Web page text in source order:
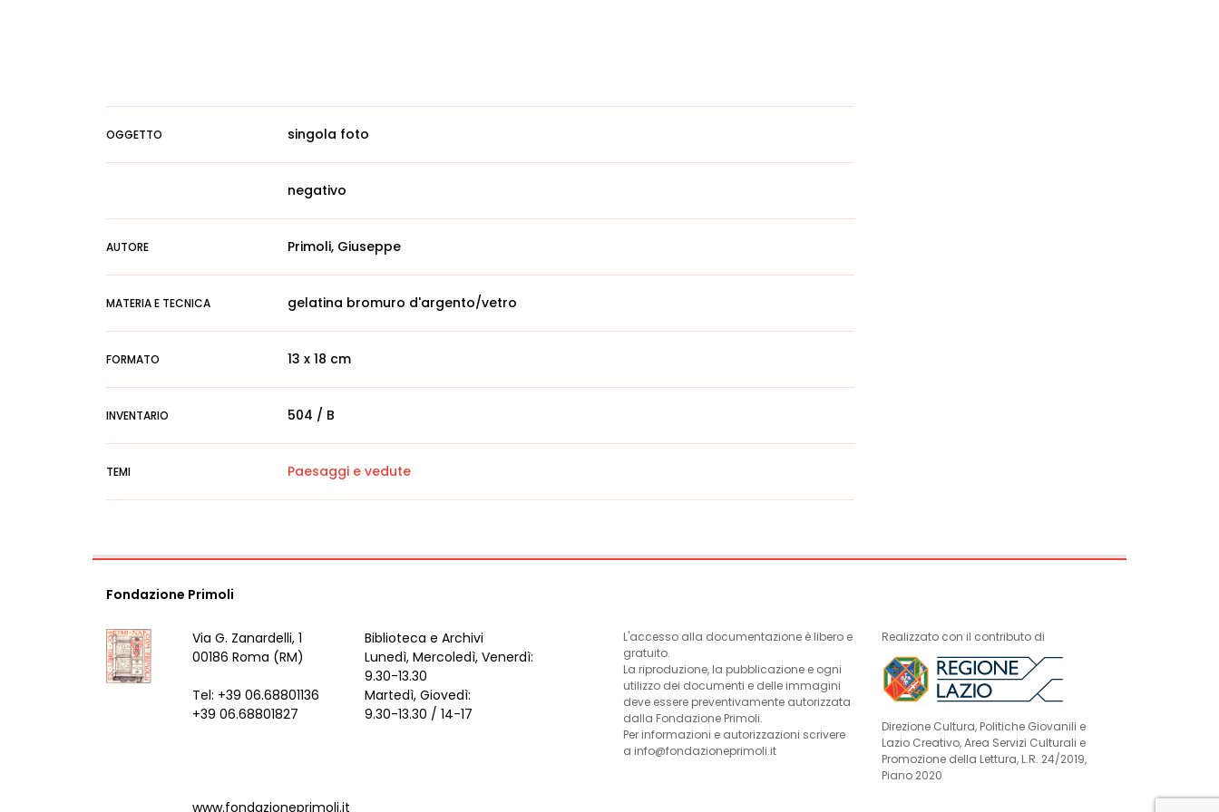
OGGETTO singola foto
negativo
AUTORE Primoli, Giuseppe
MATERIA E TECNICA gelatina bromuro d'argento/vetro
FORMATO 13 x 18 cm
INVENTARIO 504 / B
TEMI Paesaggi e vedute
Fondazione Primoli
Via G. Zanardelli, 1
00186 Roma (RM)
Tel: +39 06.68801136
+39 06.68801827
Biblioteca e Archivi
Lunedì, Mercoledì, Venerdì:
9.30-13.30
Martedì, Giovedì:
9.30-13.30 / 14-17
L'accesso alla documentazione è libero e
gratuito.
La riproduzione, la pubblicazione e ogni
utilizzo dei documenti e delle immagini
deve essere preventivamente autorizzata
dalla Fondazione Primoli.
Per informazioni e autorizzazioni scrivere
a info@fondazioneprimoli.it
Realizzato con il contributo di
Direzione Cultura, Politiche Giovanili e
Lazio Creativo, Area Servizi Culturali e
Promozione della Lettura, L.R. 24/2019,
Piano 2020
www.fondazioneprimoli.it